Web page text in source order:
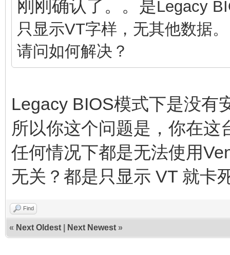
刚刚确认了。。是Legacy
只显示VT字样，无其他数据。
请问如何解决？
Legacy BIOS模式下是没有
所以你这个问题是，你在
任何情况下都是无法使用
无关？都是只显示 VT 就卡
Find
« Next Oldest Next Newest »